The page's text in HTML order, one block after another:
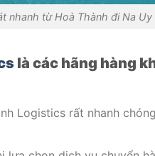
nhanh từ Hoà Thành đi Na Uy
là các hãng hàng
Logistics rất nhanh